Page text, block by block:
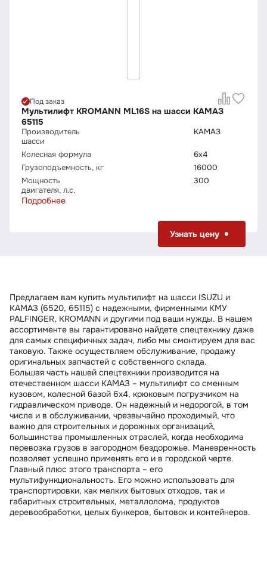
Под заказ
Мультилифт KROMANN ML16S на шасси КАМАЗ
65115
Производитель
шасси
КАМАЗ
Колесная формула
6х4
Грузо­подъемность, кг
16000
Мощность
двигателя, л.с.
300
Подробнее
Узнать цену
Предлагаем вам купить мультилифт на шасси ISUZU и
КАМАЗ (6520, 65115) с надежными, фирменными КМУ
PALFINGER, KROMANN и другими под ваши нужды. В нашем
ассортименте вы гарантировано найдете спецтехнику даже
для самых специфичных задач, либо мы смонтируем для вас
таковую. Также осуществляем обслуживание, продажу
оригинальных запчастей с собственного склада.
Большая часть нашей спецтехники производится на
отечественном шасси КАМАЗ – мультилифт со сменным
кузовом, колесной базой 6х4, крюковым погрузчиком на
гидравлическом приводе. Он надежный и недорогой, в том
числе и в обслуживании, чрезвычайно проходимый, что
важно для строительных и дорожных организаций,
большинства промышленных отраслей, когда необходима
перевозка грузов в загородном бездорожье. Маневренность
позволяет успешно применять его и в городской черте.
Главный плюс этого транспорта – его
мультифункциональность. Его можно использовать для
транспортировки, как мелких бытовых отходов, так и
габаритных строительных, металлолома, продуктов
деревообработки, целых бункеров, бытовок и контейнеров.